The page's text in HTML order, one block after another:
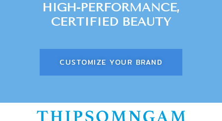
HIGH-PERFORMANCE,
CERTIFIED BEAUTY
CUSTOMIZE YOUR BRAND